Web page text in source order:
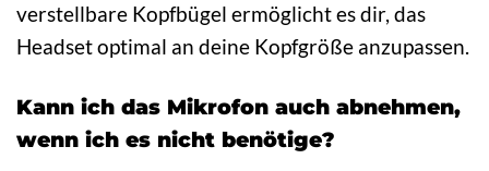
verstellbare Kopfbügel ermöglicht es dir, das
Headset optimal an deine Kopfgröße anzupassen.
Kann ich das Mikrofon auch abnehmen,
wenn ich es nicht benötige?